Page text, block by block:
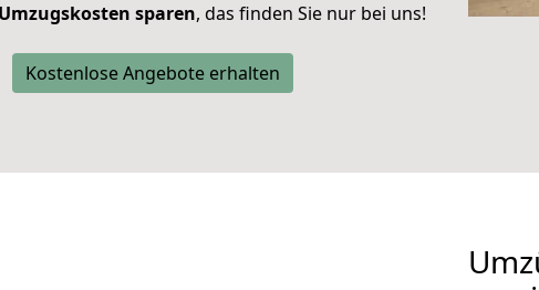
sparen, das finden Sie nur bei uns!
Kostenlose Angebote erhalten